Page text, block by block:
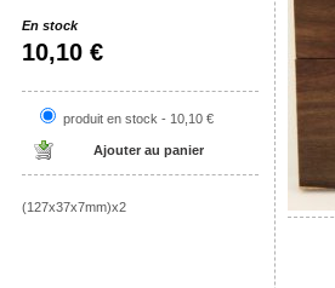
En stock
10,10 €
produit en stock - 10,10 €
(127x37x7mm)x2